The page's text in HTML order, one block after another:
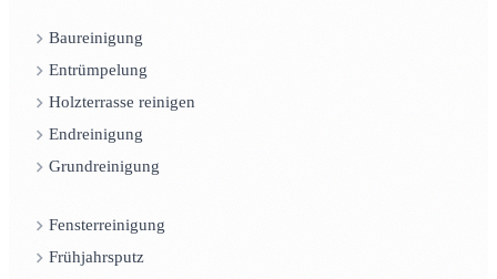
Baureinigung
Entrümpelung
Holzterrasse reinigen
Endreinigung
Grundreinigung
Fensterreinigung
Frühjahrsputz